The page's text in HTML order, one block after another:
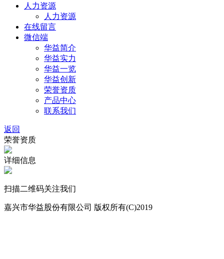
人力资源
人力资源
在线留言
微信端
华益简介
华益实力
华益一览
华益创新
荣誉资质
产品中心
联系我们
返回
荣誉资质
详细信息
扫描二维码关注我们
嘉兴市华益股份有限公司 版权所有(C)2019